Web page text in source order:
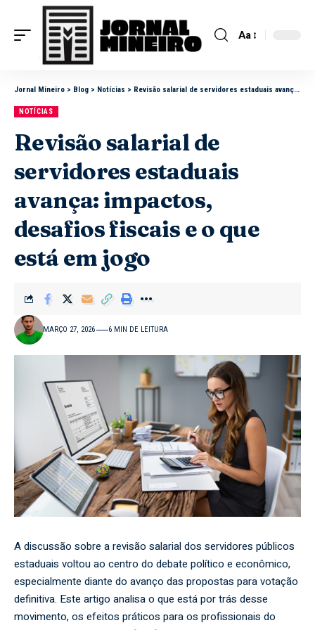
Aa
Jornal Mineiro > Blog > Notícias > Revisão salarial de servidores estaduais avança: impactos, desafios fiscais e o que está em jogo
NOTÍCIAS
Revisão salarial de
servidores estaduais
avança: impactos,
desafios fiscais e o que
está em jogo
MARÇO 27, 2026 6 MIN DE LEITURA
A discussão sobre a revisão salarial dos servidores públicos
estaduais voltou ao centro do debate político e econômico,
especialmente diante do avanço das propostas para votação
definitiva. Este artigo analisa o que está por trás desse
movimento, os efeitos práticos para os profissionais do